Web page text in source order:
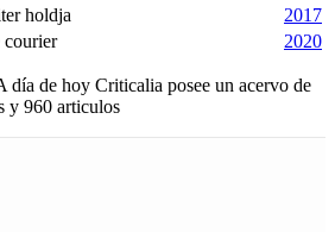
holdja
2017
courier 2020
día de hoy Criticalia posee un acervo de
y 960 articulos